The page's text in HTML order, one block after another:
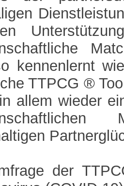
kennenlernt
TTPCG ®
allem wieder
der